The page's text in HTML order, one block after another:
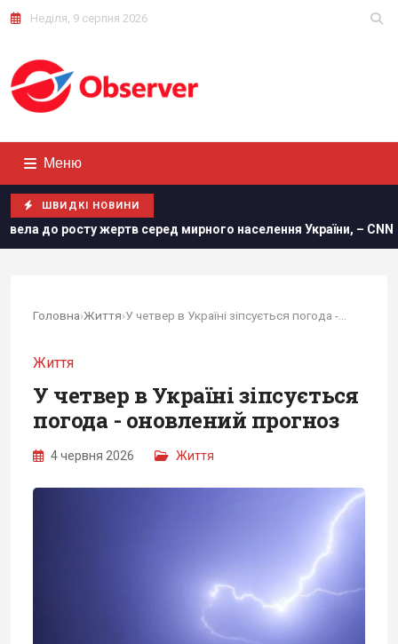
Неділя, 9 серпня 2026
Меню
ШВИДКІ НОВИНИ
мирного населення України, – CNN Удосконалені
Головна›Життя›У четвер в Україні зіпсується погода -...
Життя
У четвер в Україні зіпсується
погода - оновлений прогноз
4 червня 2026 Життя